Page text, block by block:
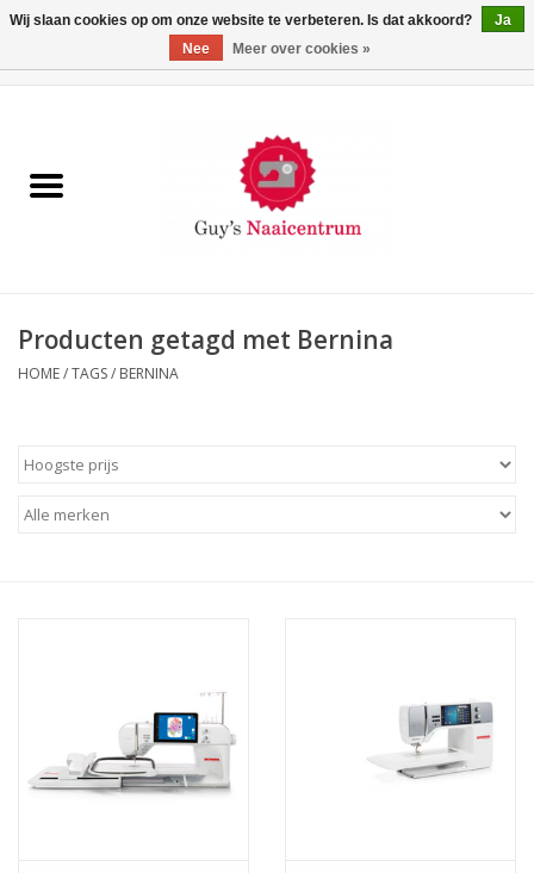
Machines
Paspoppen
Opbergsystemen
Breien en haken
Handwerk
Producten getagd met Bernina
HOME/TAGS/ BERNINA
Wij slaan cookies op om onze website te verbeteren. Is dat akkoord?
Ja
Nee
Meer over cookies »